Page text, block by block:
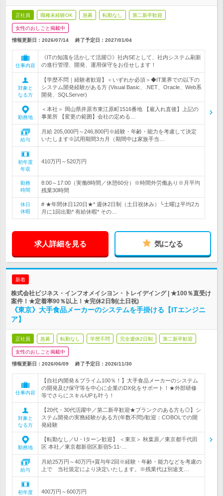
正社員 職種未経験OK 急募 転勤なし 第二新卒歓迎
女性のおしごと掲載中
情報更新日：2026/07/14 終了予定日： 2027/01/04
仕事内容
《ITの知識を活かして活躍◎》社内SEとして、社内システム刷新
の進行管理、開発、運用保守をお任せします！
対象と
なる方
【学歴不問｜経験者歓迎】＜いずれか必須＞◆IT業界での以下の
システム開発経験がある方 (Visual Basic、.NET、Oracle、Web系
開発、SQLServer)
勤務地
＜本社＞ 岡山県井原市東江原町1516番地 【雇入れ直後】上記の
事業所 【変更の範囲】会社の定める…
給与
月給 205,000円～246,800円※経験・年齢・能力を考慮して決定
いたします※試用期間3カ月（期間中は家族手当…
初年度
年収
410万円～520万円
勤務
時間
8:00～17:00（実働8時間／休憩60分）※時間外労働あり※月平均
残業30時間
休日
休暇
# ★年間休日120日★* 週休2日制（土日祝休み）└土曜は平均2カ
月に1回出勤* 有給休暇* その…
求人詳細を見る 気になる
新着
株式会社ビジネス・インフオメイシヨン・トレイデイング | ★100％直受け
案件！★定着率90％以上！★完休2日制(土日祝)
《東京》大手食品メーカーのシステムを手掛ける【ITエンジニ
ア】
正社員 急募 転勤なし 学歴不問 完全週休2日制 第二新卒歓迎
女性のおしごと掲載中
情報更新日：2026/06/09 終了予定日： 2026/11/30
仕事内容
【自社内開発＆プライム100％！】大手食品メーカーのシステム
の開発及び保守等を中心に企業のDX化をサポート！★外部研修
等でさらにスキルUPも叶う！
対象と
なる方
【20代・30代活躍中／第二新卒歓迎★ブランクのある方も◎】シ
ステム開発の実務経験がある方(年数不問)/歓迎：COBOLでの開
発経験
勤務地
【転勤なし／U・Iターン歓迎】 ＜東京＞ 秋葉原／東京都千代田
区 本社／東京都新宿区新宿5-11-…
給与
月給25万円～40万円+賞与年2回※経験・年齢・能力などを考慮の
上で 当社規定により決定いたします。※残業代は別途支…
初年度
400万円～600万円